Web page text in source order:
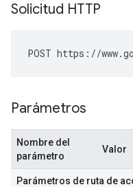
Solicitud HTTP
POST https://
Parámetros
Nombre del
parámetro
Valor
Parámetros de ruta de